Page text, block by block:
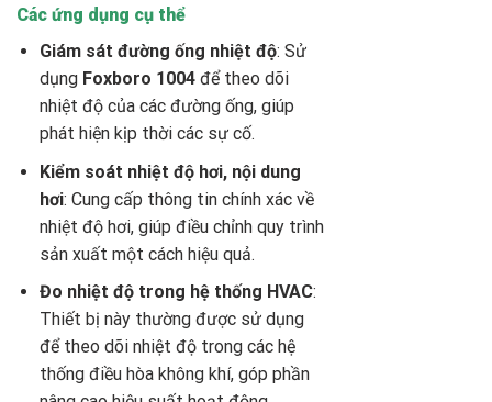
Các ứng dụng cụ thể
Giám sát đường ống nhiệt độ: Sử
dụng Foxboro 1004để theo dõi
nhiệt độ của các đường ống, giúp
phát hiện kịp thời các sự cố.
Kiểm soát nhiệt độ hơi, nội dung
hơi: Cung cấp thông tin chính xác về
nhiệt độ hơi, giúp điều chỉnh quy trình
sản xuất một cách hiệu quả.
Đo nhiệt độ trong hệ thống HVAC:
Thiết bị này thường được sử dụng
để theo dõi nhiệt độ trong các hệ
thống điều hòa không khí, góp phần